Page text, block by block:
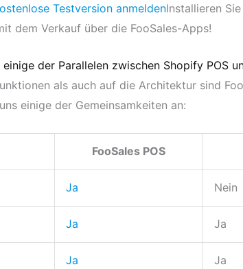
Testversion anmeldenInstallieren
dem Verkauf über die FooSales-Apps!
der Parallelen zwischen Shopify POS
als auch auf die Architektur sind
einige der Gemeinsamkeiten an:
FooSales POS
Ja Nein
Ja Ja
Ja Ja